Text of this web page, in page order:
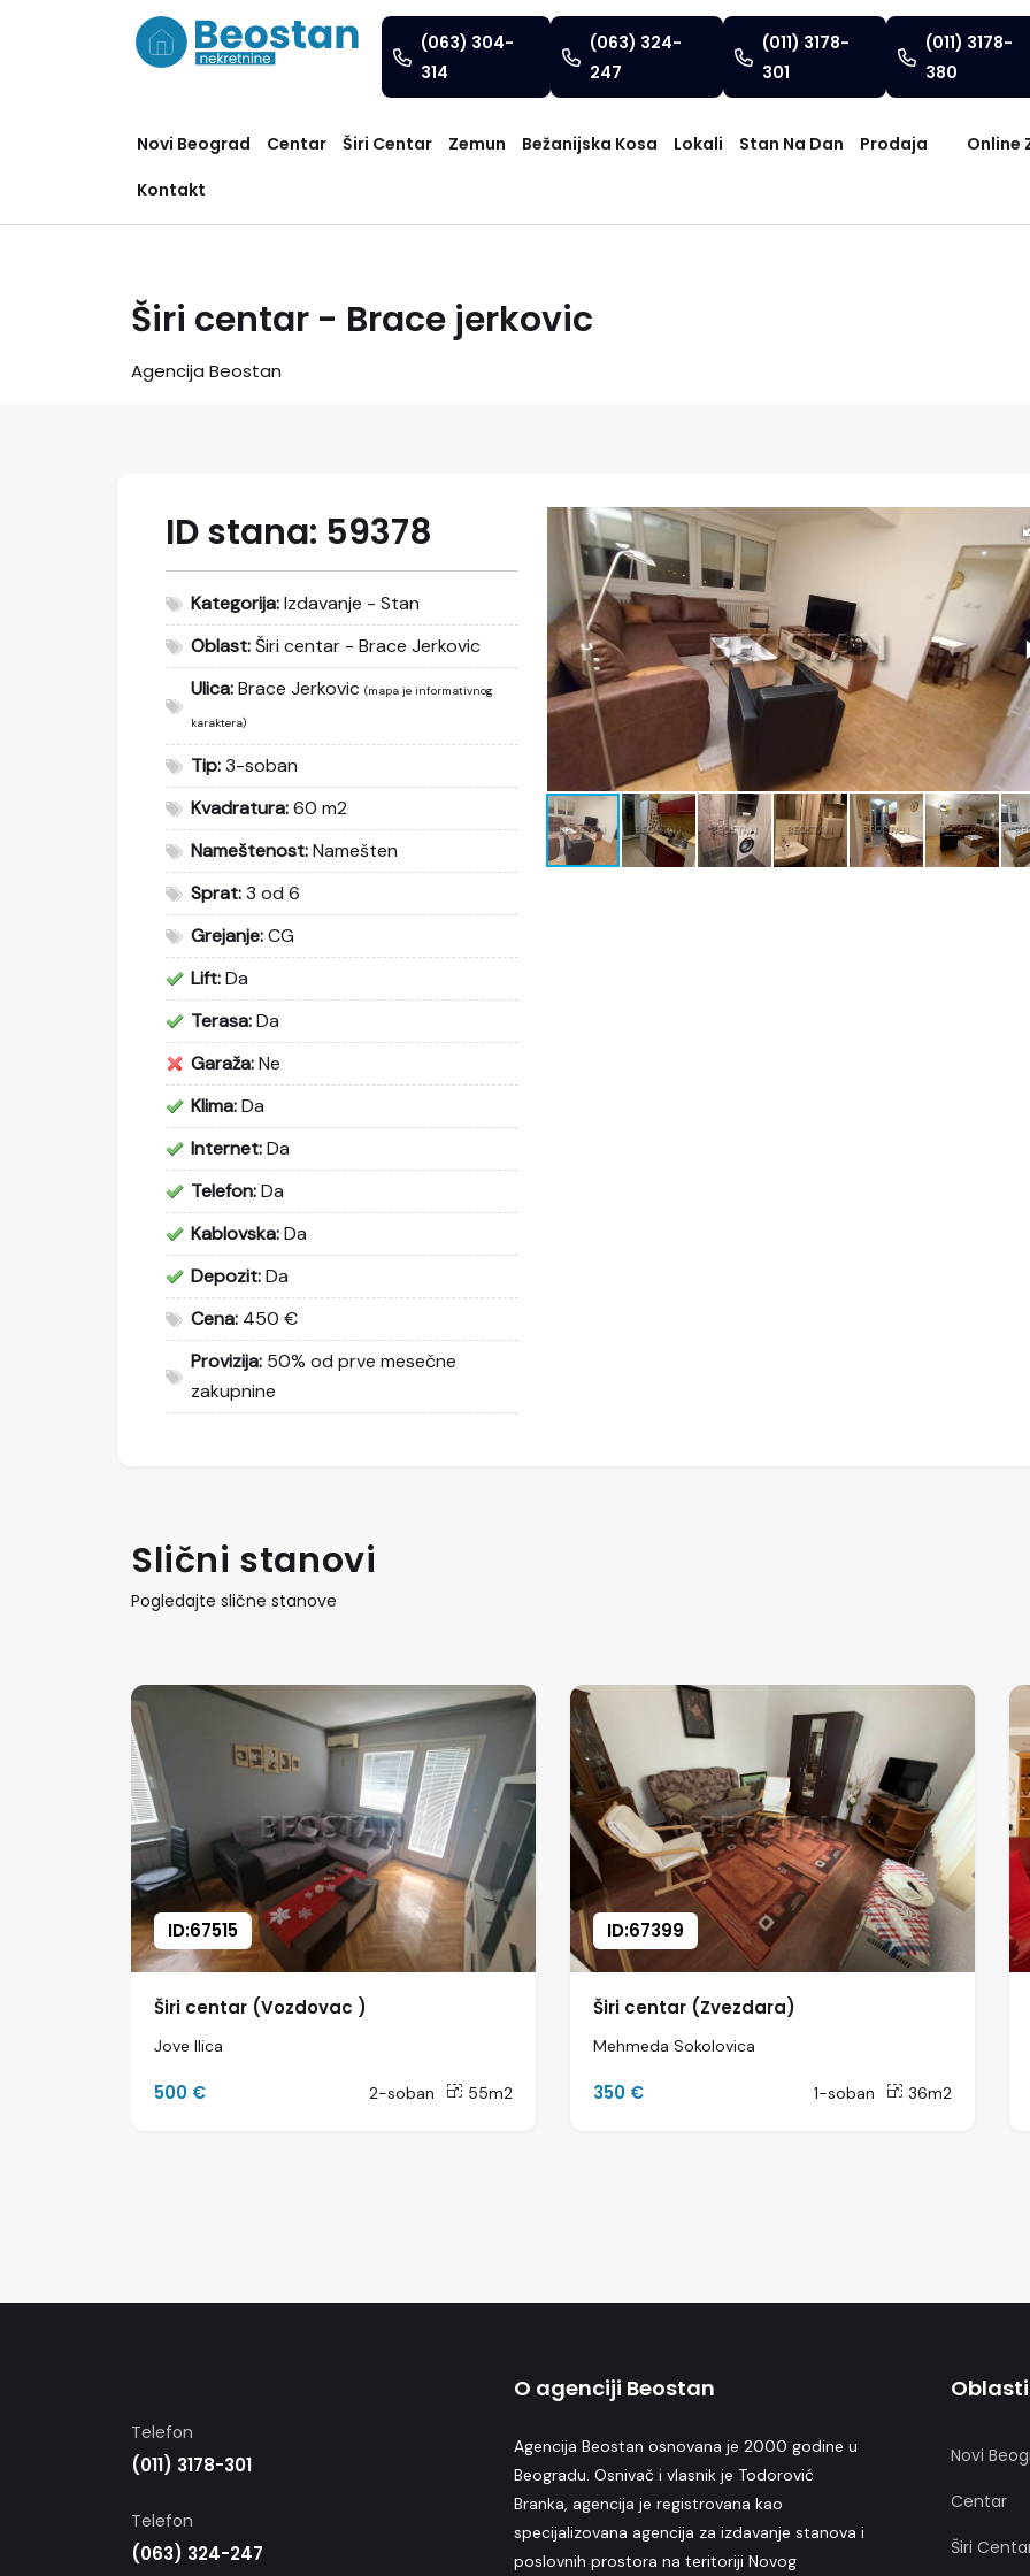
(063) 304-
314
(063) 324-
247
(011) 3178-
301
(011) 3178-
380
Novi Beograd Centar Širi Centar Zemun Bežanijska Kosa Lokali Stan Na Dan Prodaja
Online
Kontakt
Širi centar - Brace jerkovic
Agencija Beostan
ID stana: 59378
Kategorija:Izdavanje - Stan
Oblast:Širi centar - Brace Jerkovic
Ulica:Brace Jerkovic (mapa je informativnog
karaktera)
Tip:3-soban
Kvadratura:60 m2
Nameštenost:Namešten
Sprat:3 od 6
Grejanje:CG
Lift:Da
Terasa:Da
Garaža:Ne
Klima:Da
Internet:Da
Telefon:Da
Kablovska:Da
Depozit:Da
Cena: 450 €
Provizija: 50% od prve mesečne
zakupnine
Slični stanovi
Pogledajte slične stanove
ID:67515
Širi centar (Vozdovac )
Jove Ilica
500 € 2-soban 55m2
ID:67399
Širi centar (Zvezdara)
Mehmeda Sokolovica
350 € 1-soban 36m2
Telefon
(011) 3178-301
Telefon
(063) 324-247
O agenciji Beostan
Agencija Beostan osnovana je 2000 godine u
Beogradu. Osnivač i vlasnik je Todorović
Branka, agencija je registrovana kao
specijalizovana agencija za izdavanje stanova i
poslovnih prostora na teritoriji Novog
Oblasti
Novi
Centar
Širi